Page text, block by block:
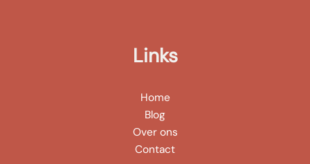
Links
Home
Blog
Over ons
Contact